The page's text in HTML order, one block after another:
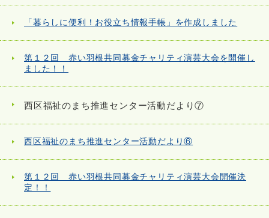
「暮らしに便利！お役立ち情報手帳」を作成しました
第１２回 赤い羽根共同募金チャリティ演芸大会を開催し
ました！！
西区福祉のまち推進センター活動だより⑦
西区福祉のまち推進センター活動だより⑥
第１２回 赤い羽根共同募金チャリティ演芸大会開催決
定！！